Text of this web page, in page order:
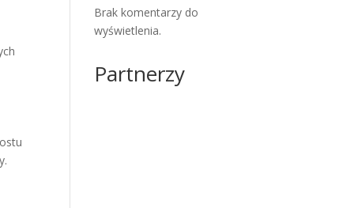
Brak komentarzy do
wyświetlenia.
Partnerzy